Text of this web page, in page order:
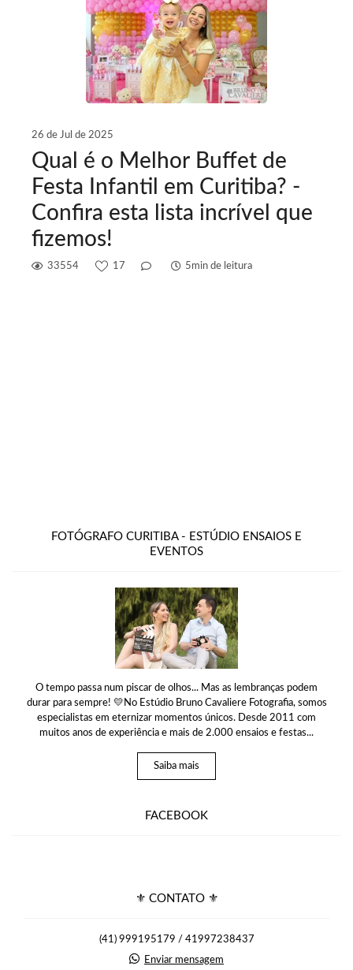
26 de Jul de 2025
Qual é o Melhor Buffet de
Festa Infantil em Curitiba? -
Confira esta lista incrível que
fizemos!
33554 17 5min de leitura
FOTÓGRAFO CURITIBA - ESTÚDIO ENSAIOS E
EVENTOS
O tempo passa num piscar de olhos... Mas as lembranças podem
durar para sempre! 💛No Estúdio Bruno Cavaliere Fotografia, somos
especialistas em eternizar momentos únicos. Desde 2011 com
muitos anos de experiência e mais de 2.000 ensaios e festas...
Saiba mais
FACEBOOK
⚜ CONTATO ⚜
(41) 999195179 / 41997238437
Enviar mensagem